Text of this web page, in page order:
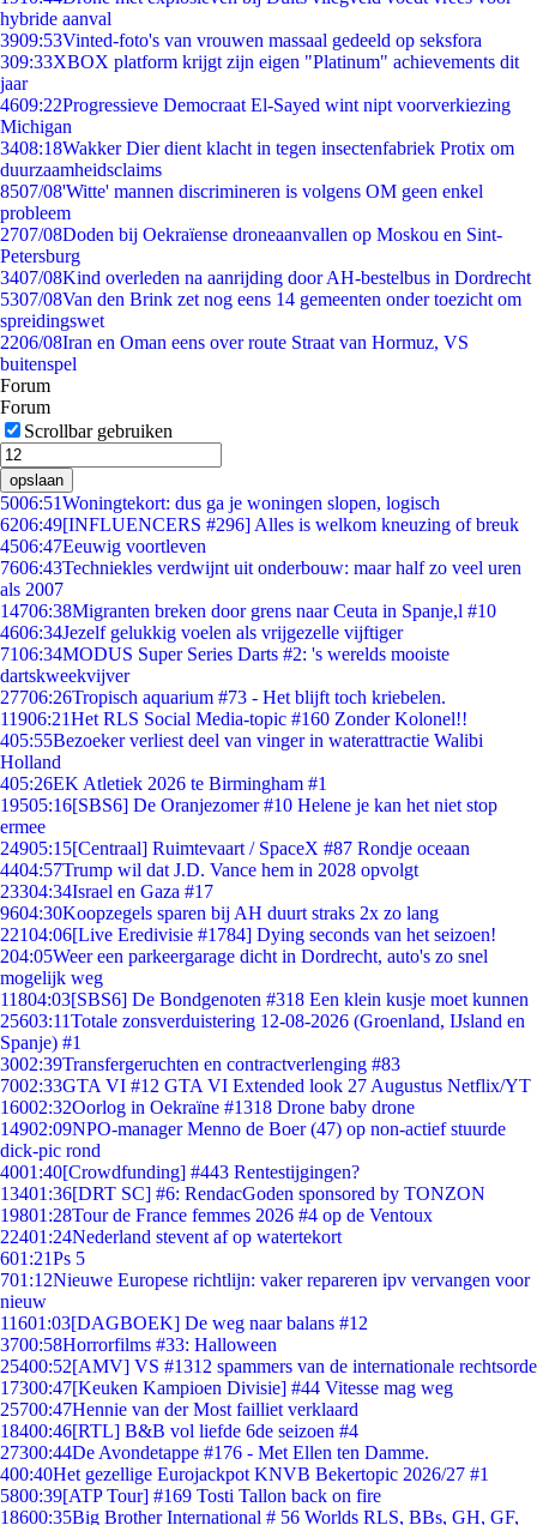
hybride aanval
3909:53Vinted-foto's van vrouwen massaal gedeeld op seksfora
309:33XBOX platform krijgt zijn eigen "Platinum" achievements dit
jaar
4609:22Progressieve Democraat El-Sayed wint nipt voorverkiezing
Michigan
3408:18Wakker Dier dient klacht in tegen insectenfabriek Protix om
duurzaamheidsclaims
8507/08'Witte' mannen discrimineren is volgens OM geen enkel
probleem
2707/08Doden bij Oekraïense droneaanvallen op Moskou en Sint-
Petersburg
3407/08Kind overleden na aanrijding door AH-bestelbus in Dordrecht
5307/08Van den Brink zet nog eens 14 gemeenten onder toezicht om
spreidingswet
2206/08Iran en Oman eens over route Straat van Hormuz, VS
buitenspel
Forum
Forum
Scrollbar gebruiken
opslaan
5006:51Woningtekort: dus ga je woningen slopen, logisch
6206:49[INFLUENCERS #296] Alles is welkom kneuzing of breuk
4506:47Eeuwig voortleven
7606:43Techniekles verdwijnt uit onderbouw: maar half zo veel uren
als 2007
14706:38Migranten breken door grens naar Ceuta in Spanje,l #10
4606:34Jezelf gelukkig voelen als vrijgezelle vijftiger
7106:34MODUS Super Series Darts #2: 's werelds mooiste
dartskweekvijver
27706:26Tropisch aquarium #73 - Het blijft toch kriebelen.
11906:21Het RLS Social Media-topic #160 Zonder Kolonel!!
405:55Bezoeker verliest deel van vinger in waterattractie Walibi
Holland
405:26EK Atletiek 2026 te Birmingham #1
19505:16[SBS6] De Oranjezomer #10 Helene je kan het niet stop
ermee
24905:15[Centraal] Ruimtevaart / SpaceX #87 Rondje oceaan
4404:57Trump wil dat J.D. Vance hem in 2028 opvolgt
23304:34Israel en Gaza #17
9604:30Koopzegels sparen bij AH duurt straks 2x zo lang
22104:06[Live Eredivisie #1784] Dying seconds van het seizoen!
204:05Weer een parkeergarage dicht in Dordrecht, auto's zo snel
mogelijk weg
11804:03[SBS6] De Bondgenoten #318 Een klein kusje moet kunnen
25603:11Totale zonsverduistering 12-08-2026 (Groenland, IJsland en
Spanje) #1
3002:39Transfergeruchten en contractverlenging #83
7002:33GTA VI #12 GTA VI Extended look 27 Augustus Netflix/YT
16002:32Oorlog in Oekraïne #1318 Drone baby drone
14902:09NPO-manager Menno de Boer (47) op non-actief stuurde
dick-pic rond
4001:40[Crowdfunding] #443 Rentestijgingen?
13401:36[DRT SC] #6: RendacGoden sponsored by TONZON
19801:28Tour de France femmes 2026 #4 op de Ventoux
22401:24Nederland stevent af op watertekort
601:21Ps 5
701:12Nieuwe Europese richtlijn: vaker repareren ipv vervangen voor
nieuw
11601:03[DAGBOEK] De weg naar balans #12
3700:58Horrorfilms #33: Halloween
25400:52[AMV] VS #1312 spammers van de internationale rechtsorde
17300:47[Keuken Kampioen Divisie] #44 Vitesse mag weg
25700:47Hennie van der Most failliet verklaard
18400:46[RTL] B&B vol liefde 6de seizoen #4
27300:44De Avondetappe #176 - Met Ellen ten Damme.
400:40Het gezellige Eurojackpot KNVB Bekertopic 2026/27 #1
5800:39[ATP Tour] #169 Tosti Tallon back on fire
18600:35Big Brother International # 56 Worlds RLS, BBs, GH, GF,